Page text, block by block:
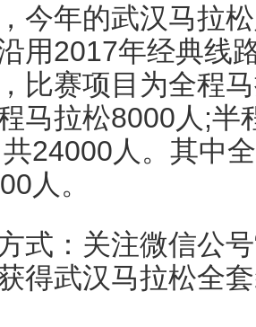
年的武汉马拉松
用2017年经典线
比赛项目为全程
马拉松8000人;
24000人。其中
人。
：关注微信公号“
得武汉马拉松全